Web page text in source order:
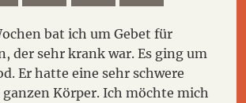
bat ich um Gebet für
der sehr krank war. Es ging um
Er hatte eine sehr schwere
Körper. Ich möchte mich